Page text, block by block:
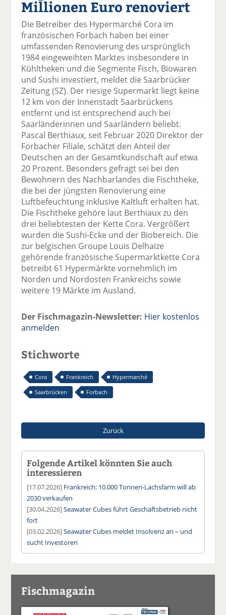
el
a
uf
F
ac
e
b
o
o
k
te
il
e
n
el
t
wi
tt
er
n
el
a
n
k
e
di
n
e
n
el
p
m
ai
l
v
er
e
Millionen Euro renoviert
Die Betreiber des Hypermarché Cora im
französischen Forbach haben bei einer
umfassenden Renovierung des ursprünglich
1984 eingeweihten Marktes insbesondere in
Kühltheken und die Segmente Fisch, Biowaren
und Sushi investiert, meldet die Saarbrücker
Zeitung (SZ). Der riesige Supermarkt liegt keine
12 km von der Innenstadt Saarbrückens
entfernt und ist entsprechend auch bei
Saarländerinnen und Saarländern beliebt.
Pascal Berthiaux, seit Februar 2020 Direktor der
Forbacher Filiale, schätzt den Anteil der
Deutschen an der Gesamtkundschaft auf etwa
20 Prozent. Besonders gefragt sei bei den
Bewohnern des Nachbarlandes die Fischtheke,
die bei der jüngsten Renovierung eine
Luftbefeuchtung inklusive Kaltluft erhalten hat.
Die Fischtheke gehöre laut Berthiaux zu den
drei beliebtesten der Kette Cora. Vergrößert
wurden die Sushi-Ecke und der Biobereich. Die
zur belgischen Groupe Louis Delhaize
gehörende französische Supermarktkette Cora
betreibt 61 Hypermärkte vornehmlich im
Norden und Nordosten Frankreichs sowie
weitere 19 Märkte im Ausland.
Der Fischmagazin-Newsletter: Hier kostenlos
anmelden
Stichworte
Cora Frankreich
Hypermarché
Saarbrücken
Forbach
Zurück
Folgende Artikel könnten Sie auch
interessieren
[17.07.2026] Frankreich: 10.000 Tonnen-Lachsfarm will ab
2030 verkaufen
[30.04.2026]Seawater Cubes führt Geschäftsbetrieb nicht
fort
[03.02.2026]Seawater Cubes meldet Insolvenz an – und
sucht Investoren
Fischmagazin